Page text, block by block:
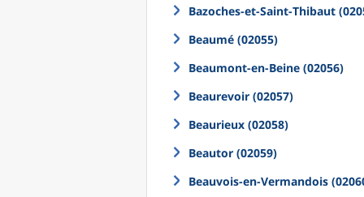
Bazoches-et-Saint-Thibaut
Beaumé (02055)
Beaumont-en-Beine (02056)
Beaurevoir (02057)
Beaurieux (02058)
Beautor (02059)
Beauvois-en-Vermandois